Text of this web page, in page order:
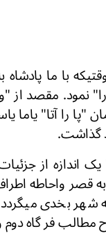
با ما
نمود. مقصد از
را آتا" یاما
گذاشت.
یک اندازه از
به قصر واحاطه
بخدی میگردد
دوم و ندیداد از فقره